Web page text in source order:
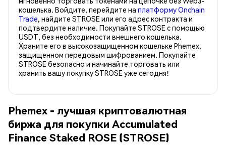
кошелька. Войдите, перейдите на платформу Onchain
Trade, найдите STROSE или его адрес контракта и
подтвердите наличие. Покупайте STROSE с помощью
USDT, без необходимости внешнего кошелька.
Храните его в высокозащищенном кошельке Phemex,
защищенном передовым шифрованием. Покупайте
STROSE безопасно и начинайте торговать или
хранить вашу покупку STROSE уже сегодня!
Phemex - лучшая криптовалютная
биржа для покупки Accumulated
Finance Staked ROSE (STROSE)